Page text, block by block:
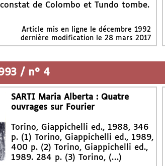
constat de Colombo et Tundo tombe.
Article mis en ligne le décembre 1992
dernière modification le 28 mars 2017
/ n° 4
SARTI Maria Alberta : Quatre
ouvrages sur Fourier
Torino, Giappichelli ed., 1988, 346
p. (1) Torino, Giappichelli ed., 1989,
400 p. (2) Torino, Giappichelli ed.,
1989. 284 p. (3) Torino, (…)